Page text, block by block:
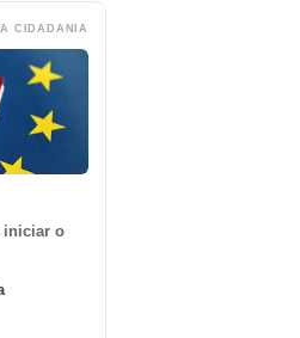
CIDADANIA
iniciar o